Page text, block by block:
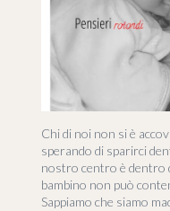
Chi di noi non si è
sperando di sparirci
nostro centro è dentro
bambino non può
Sappiamo che siamo